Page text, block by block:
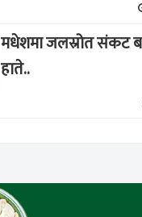
मधेशमा जलस्रोत संकट
हाते..